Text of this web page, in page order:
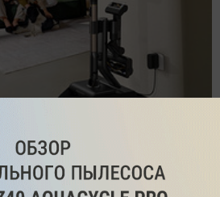
пылесоса Dreame Z40 AquaCycle